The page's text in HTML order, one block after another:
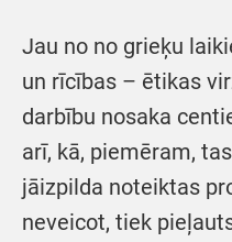
Jau no no grieķu
un rīcības – ētikas
darbību nosaka
arī, kā, piemēram,
jāizpilda noteiktas
neveicot, tiek